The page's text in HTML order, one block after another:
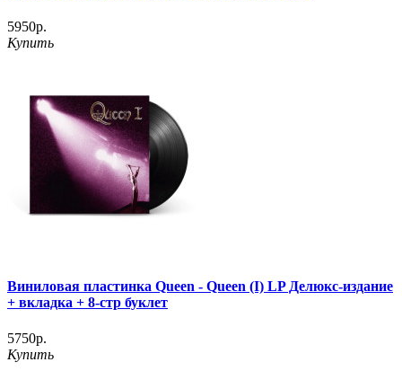
5950р.
Купить
Виниловая пластинка Queen - Queen (I) LP Делюкс-издание
+ вкладка + 8-стр буклет
5750р.
Купить